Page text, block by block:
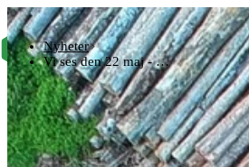
Nyheter
Vi ses den 22 maj - …